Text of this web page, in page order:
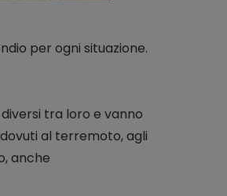
per ogni situazione.
tra loro e vanno
al terremoto, agli
anche